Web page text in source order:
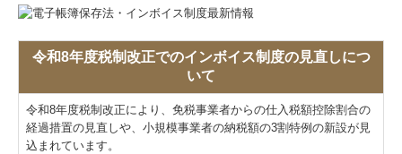
セミナー案内
開催案内
令和8年度税制改正でのインボイス制度の見直しにつ
いて
令和8年度税制改正により、免税事業者からの仕入税額控除割合の
経過措置の見直しや、小規模事業者の納税額の3割特例の新設が見
込まれています。